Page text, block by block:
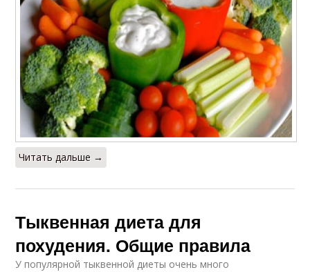
Читать дальше →
Тыквенная диета для
похудения. Общие правила
У популярной тыквенной диеты очень много